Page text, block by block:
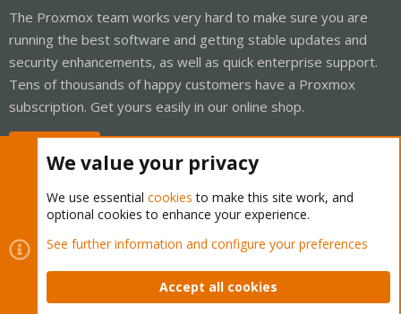
The Proxmox team works very hard to make sure you are
running the best software and getting stable updates and
security enhancements, as well as quick enterprise support.
Tens of thousands of happy customers have a Proxmox
subscription. Get yours easily in our online shop.
Cookies
Proxmox Support Forum - Light Mode
Contact us
Terms and rules Privacy policy Help Home
We value your privacy
We use essential cookies to make this site work, and
optional cookies to enhance your experience.
See further information and configure your preferences
Accept all cookies